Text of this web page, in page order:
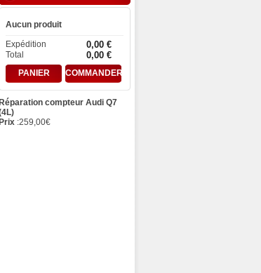
Aucun produit
Expédition
0,00 €
Total 0,00 €
PANIER COMMANDER
compteur Audi Q7
:259,00€